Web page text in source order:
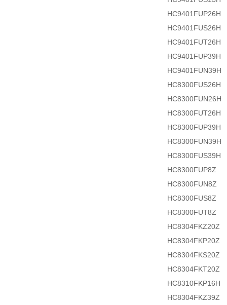
HC9401FUP26H
HC9401FUS26H
HC9401FUT26H
HC9401FUP39H
HC9401FUN39H
HC8300FUS26H
HC8300FUN26H
HC8300FUT26H
HC8300FUP39H
HC8300FUN39H
HC8300FUS39H
HC8300FUP8Z
HC8300FUN8Z
HC8300FUS8Z
HC8300FUT8Z
HC8304FKZ20Z
HC8304FKP20Z
HC8304FKS20Z
HC8304FKT20Z
HC8310FKP16H
HC8304FKZ39Z